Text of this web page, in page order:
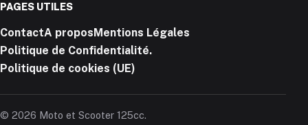
PAGES UTILES
ContactA propos Mentions Légales
Politique de Confidentialité.
Politique de cookies (UE)
© 2026 Moto et Scooter 125cc.